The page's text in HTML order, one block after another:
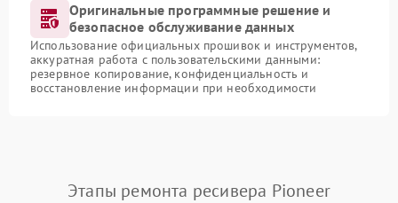
Оригинальные программные решение и
безопасное обслуживание данных
Использование официальных прошивок и инструментов,
аккуратная работа с пользовательскими данными:
резервное копирование, конфиденциальность и
восстановление информации при необходимости
Этапы ремонта ресивера Pioneer